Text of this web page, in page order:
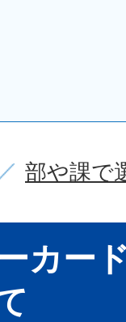
部や課で
カー